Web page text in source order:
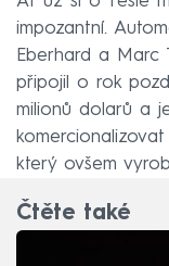
impozantní.
Eberhard a Marc
připojil o rok
milionů dolarů a
který ovšem
Čtěte také